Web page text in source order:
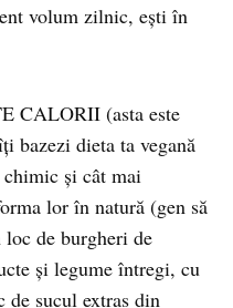
volum zilnic, ești în
CALORII (asta este
bazezi dieta ta vegană
chimic și cât mai
lor în natură (gen să
loc de burgheri de
și legume întregi, cu
sucul extras din